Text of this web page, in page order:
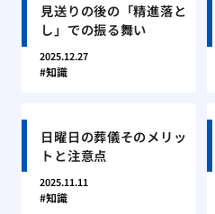
見送りの後の「精進落と
し」での振る舞い
2025.12.27
知識
日曜日の葬儀そのメリッ
トと注意点
2025.11.11
知識